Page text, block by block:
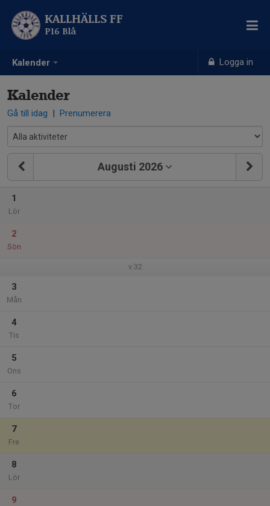
Kalender Logga in
KALLHÄLLS FF
P16 Blå
Kalender
Gå till idag | Prenumerera
Augusti 2026
1
Lör
2
Sön
v.32
3
Mån
4
Tis
5
Ons
6
Tor
7
Fre
8
Lör
9